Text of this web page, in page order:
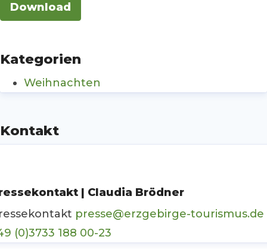
Download
Kategorien
Weihnachten
Kontakt
| Claudia Brödner
presse@erzgebirge-tourismus.de
(0)3733 188 00-23